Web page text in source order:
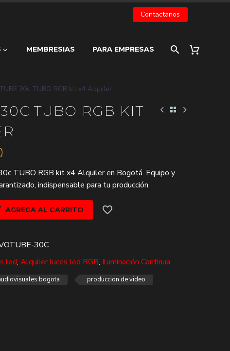
Contactanos
MEMBRESIAS PARA EMPRESAS
30c TUBO RGB kit x4 Alquiler
TUBO RGB KIT
TUBO RGB kit x4 Alquiler en Bogotá. Equipo y
indispensable para tu producción.
AGREGA AL CARRITO
30C
led, Alquiler luces led RGB, Iluminación Continua
bogota
produccion de video